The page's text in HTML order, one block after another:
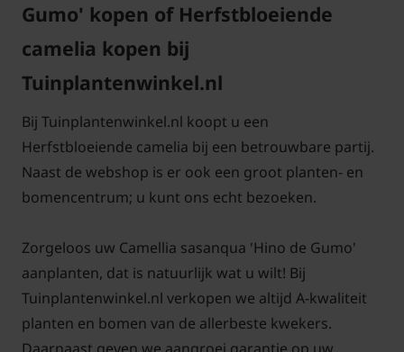
Gumo' kopen of Herfstbloeiende
camelia kopen bij
Tuinplantenwinkel.nl
Bij Tuinplantenwinkel.nl koopt u een
Herfstbloeiende camelia bij een betrouwbare partij.
Naast de webshop is er ook een groot planten- en
bomencentrum; u kunt ons echt bezoeken.
Zorgeloos uw Camellia sasanqua 'Hino de Gumo'
aanplanten, dat is natuurlijk wat u wilt! Bij
Tuinplantenwinkel.nl verkopen we altijd A-kwaliteit
planten en bomen van de allerbeste kwekers.